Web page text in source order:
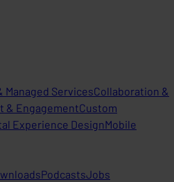
Managed ServicesCollaboration &
& EngagementCustom
Experience DesignMobile
PodcastsJobs